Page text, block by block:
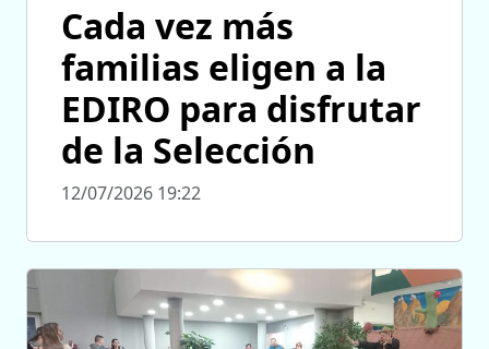
Cada vez más
familias eligen a la
EDIRO para disfrutar
de la Selección
12/07/2026 19:22